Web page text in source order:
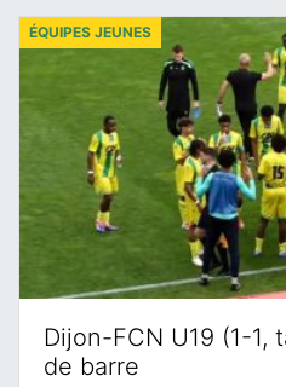
Dijon-FCN U19 (1-1,
de barre
ÉQUIPES JEUNES